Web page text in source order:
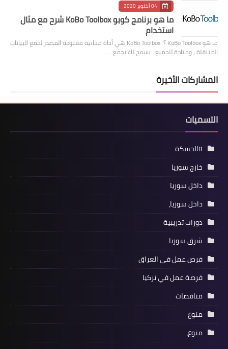
04 أكتوبر 2020
ما هو برنامج كوبو KoBo Toolbox شرح مع مثال
استخدام
ما هو KoBo Toolbox ؟ KoBo Toolbox هي أداة مجانية مفتوحة المصدر لجمع البيانات
المتنقلة ، ومتاحة للجميع. يسمح لك بجمع …
المشاركات الأخيرة
التسميات
#الحسكة
خارج سوريا
داخل سوريا
داخل سوريا،
دورات تدريبية
شرق سوريا
فرص عمل في العراق
فرصة عمل في تركيا
مناقصات
منوع
منوع،